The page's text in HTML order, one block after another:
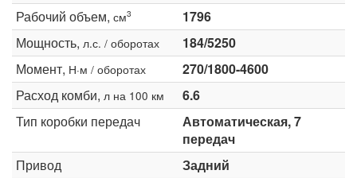
Рабочий объем, см3
1796
Мощность, л.с. / оборотах
184/5250
Момент, Н·м / оборотах
270/1800-4600
Расход комби, л на 100 км
6.6
Тип коробки передач
Автоматическая, 7
передач
Привод
Задний